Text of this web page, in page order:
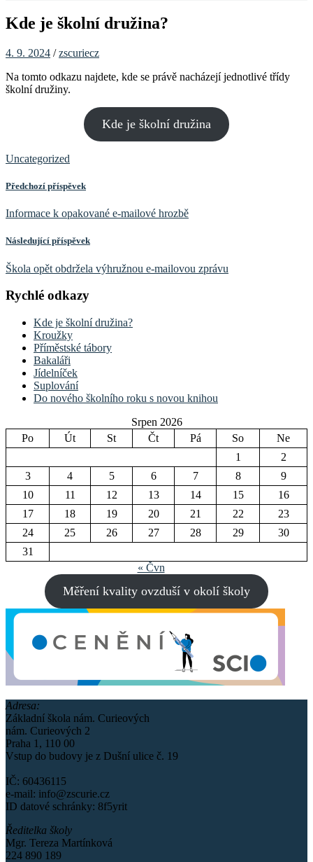
Kde je školní družina?
4. 9. 2024 /zscuriecz
Na tomto odkazu najdete, kde se právě nacházejí jednotlivé třídy
školní družiny.
Kde je školní družina
Uncategorized
Předchozí příspěvek
Informace k opakované e-mailové hrozbě
Následující příspěvek
Škola opět obdržela výhružnou e-mailovou zprávu
Rychlé odkazy
Kde je školní družina?
Kroužky
Příměstské tábory
Bakaláři
Jídelníček
Suplování
Do nového školního roku s novou knihou
Srpen 2026
Po
Út St Čt Pá So
Ne
1
2
3
4 5 6 7 8
9
10
11 12 13 14 15
16
17
18 19 20 21 22
23
24
25 26 27 28 29
30
31
« Čvn
Měření kvality ovzduší v okolí školy
Adresa:
Základní škola nám. Curieových
nám. Curieových 2
Praha 1, 110 00
Vstup do budovy je z Dušní ulice č. 19
IČ: 60436115
e-mail: info@zscurie.cz
ID datové schránky: 8f5yrit
Ředitelka školy
Mgr. Tereza Martínková
224 890 189